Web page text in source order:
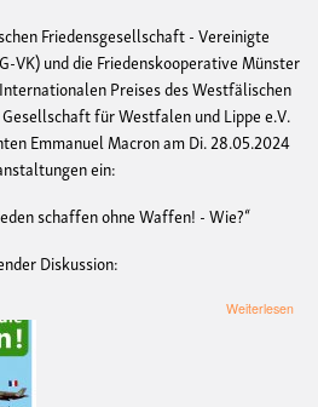
Friedensgesellschaft - Vereinigte
VK) und die Friedenskooperative Münster
Preises des Westfälischen
für Westfalen und Lippe e.V.
Emmanuel Macron am Di. 28.05.2024
ein:
schaffen ohne Waffen! - Wie?“
Diskussion:
Weiterlesen